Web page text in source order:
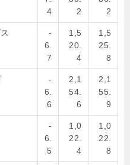
4
2
2
-
6.
7
1,5
20.
4
1,5
25.
8
-
6.
6
2,1
54.
6
2,1
55.
9
-
6.
5
1,0
22.
4
1,0
22.
8